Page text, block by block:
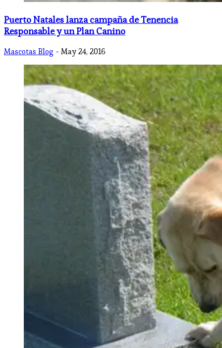
Puerto Natales lanza campaña de Tenencia
Responsable y un Plan Canino
Mascotas Blog - May 24, 2016